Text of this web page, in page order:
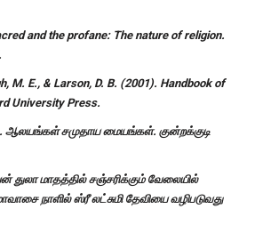
and the profane: The nature of religion.
M. E., & Larson, D. B. (2001). Handbook of
University Press.
ஆலயங்கள் சமுதாய மையங்கள். குன்றக்குடி
துலா மாதத்தில் சஞ்சரிக்கும் வேலையில்
நாளில் ஸ்ரீ லட்சுமி தேவியை வழிபடுவது